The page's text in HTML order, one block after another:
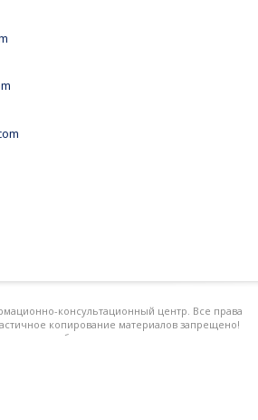
консультационный центр. Все права
копирование материалов запрещено!
клуба славянских соотечественников